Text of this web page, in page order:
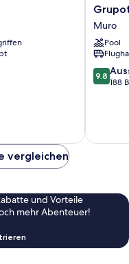
Parc
Natural
&
Spa
Muro
Muro
Pool
9.8
von
9.8
188
vergleichen
und Vorteile
mehr Abenteuer!